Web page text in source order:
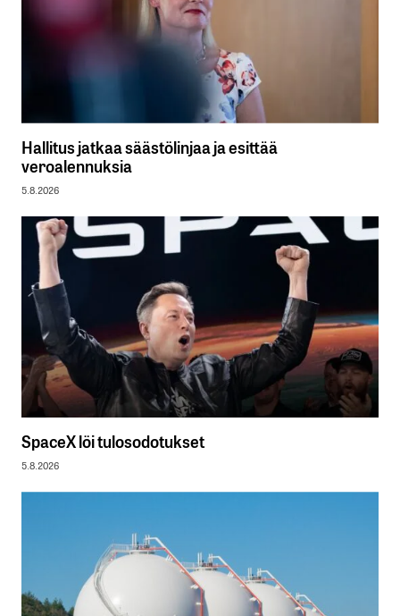
Hallitus jatkaa säästölinjaa ja esittää
veroalennuksia
5.8.2026
SpaceX löi tulosodotukset
5.8.2026